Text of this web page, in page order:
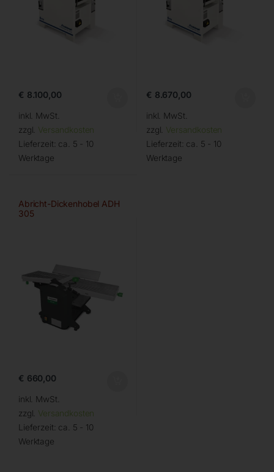
€ 8.100,00
inkl. MwSt.
zzgl. Versandkosten
Lieferzeit: ca. 5 - 10
Werktage
€ 8.670,00
inkl. MwSt.
zzgl. Versandkosten
Lieferzeit: ca. 5 - 10
Werktage
Abricht-Dickenhobel ADH
305
€ 660,00
inkl. MwSt.
zzgl. Versandkosten
Lieferzeit: ca. 5 - 10
Werktage